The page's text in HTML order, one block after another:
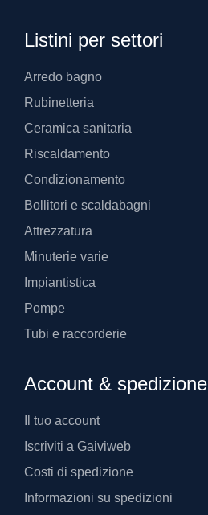
Listini per settori
Arredo bagno
Rubinetteria
Ceramica sanitaria
Riscaldamento
Condizionamento
Bollitori e scaldabagni
Attrezzatura
Minuterie varie
Impiantistica
Pompe
Tubi e raccorderie
Account & spedizione
Il tuo account
Iscriviti a Gaiviweb
Costi di spedizione
Informazioni su spedizioni